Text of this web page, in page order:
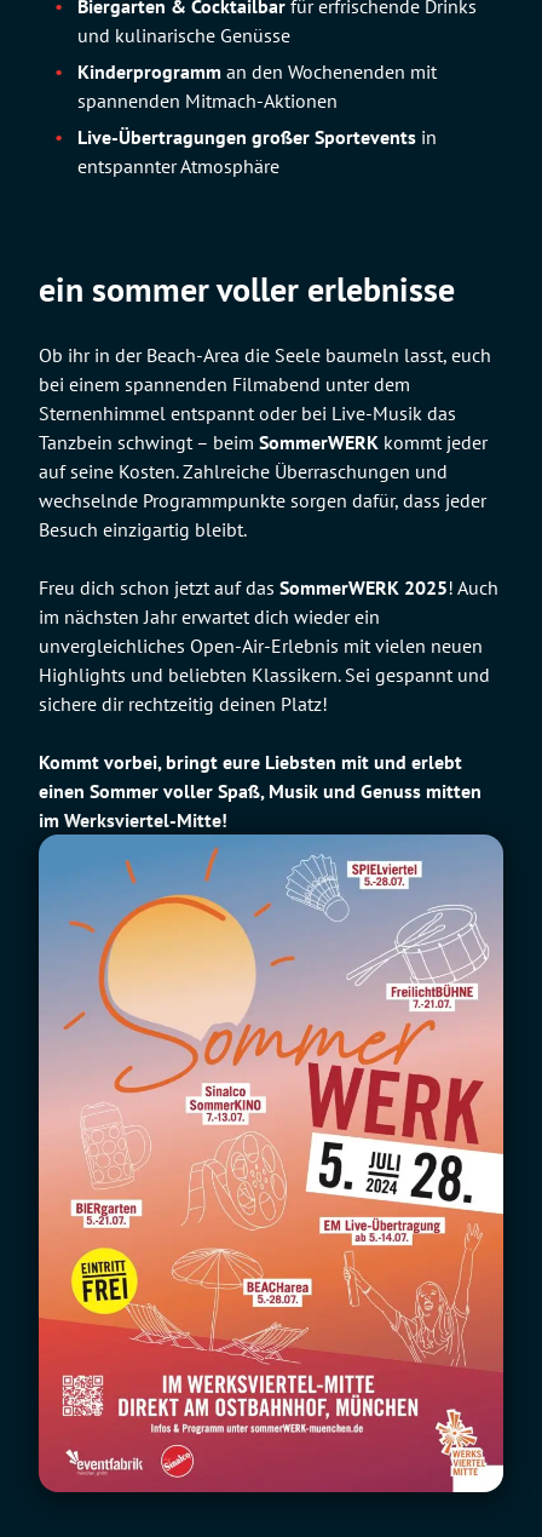
Biergarten & Cocktailbar für erfrischende Drinks
und kulinarische Genüsse
Kinderprogramm an den Wochenenden mit
spannenden Mitmach-Aktionen
Live-Übertragungen großer Sportevents in
entspannter Atmosphäre
ein sommer voller erlebnisse
Ob ihr in der Beach-Area die Seele baumeln lasst, euch
bei einem spannenden Filmabend unter dem
Sternenhimmel entspannt oder bei Live-Musik das
Tanzbein schwingt – beim SommerWERK kommt jeder
auf seine Kosten. Zahlreiche Überraschungen und
wechselnde Programmpunkte sorgen dafür, dass jeder
Besuch einzigartig bleibt.
Freu dich schon jetzt auf das SommerWERK 2025! Auch
im nächsten Jahr erwartet dich wieder ein
unvergleichliches Open-Air-Erlebnis mit vielen neuen
Highlights und beliebten Klassikern. Sei gespannt und
sichere dir rechtzeitig deinen Platz!
Kommt vorbei, bringt eure Liebsten mit und erlebt
einen Sommer voller Spaß, Musik und Genuss mitten
im Werksviertel-Mitte!